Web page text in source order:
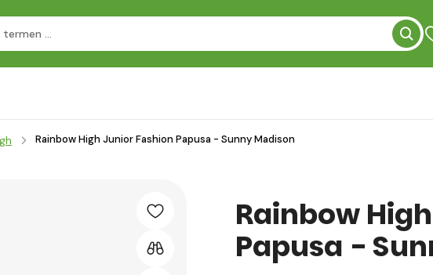
Rainbow High Junior Fashion Papusa - Sunny Madison
Rainbow
Papusa -